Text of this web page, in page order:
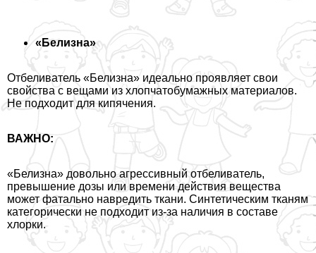
«Белизна»
Отбеливатель «Белизна» идеально проявляет свои
свойства с вещами из хлопчатобумажных материалов.
Не подходит для кипячения.
ВАЖНО:
«Белизна» довольно агрессивный отбеливатель,
превышение дозы или времени действия вещества
может фатально навредить ткани. Синтетическим тканям
категорически не подходит из-за наличия в составе
хлорки.